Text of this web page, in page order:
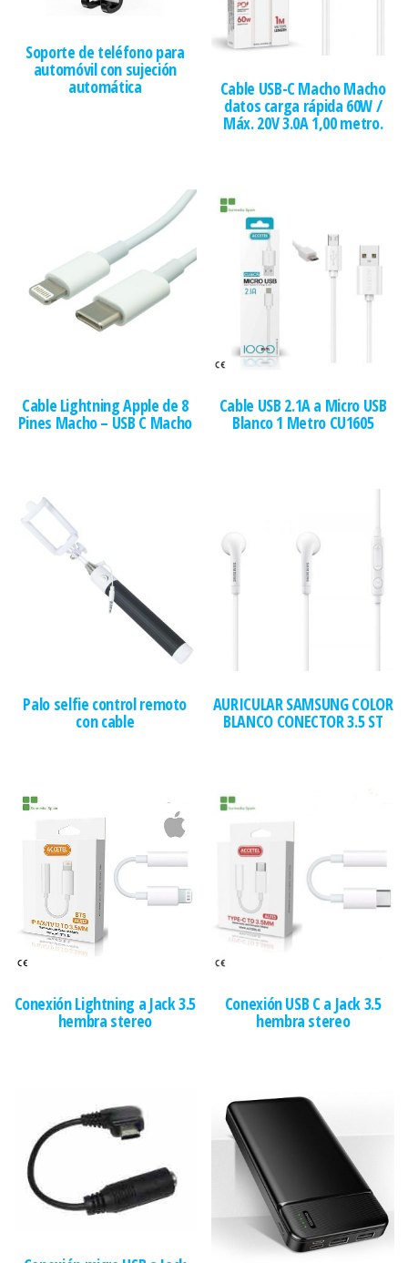
Soporte de teléfono para
automóvil con sujeción
automática Cable USB-C Macho Macho
datos carga rápida 60W /
Máx. 20V 3.0A 1,00 metro.
Cable Lightning Apple de 8
Pines Macho – USB C Macho
Cable USB 2.1A a Micro USB
Blanco 1 Metro CU1605
Palo selfie control remoto
con cable
AURICULAR SAMSUNG COLOR
BLANCO CONECTOR 3.5 ST
Conexión Lightning a Jack 3.5
hembra stereo
Conexión USB C a Jack 3.5
hembra stereo